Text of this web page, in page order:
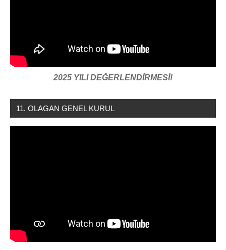
2025 YILI DEĞERLENDİRMESİ!
11. OLAGAN GENEL KURUL